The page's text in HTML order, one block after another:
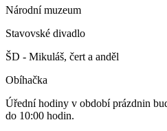
Národní muzeum
Stavovské divadlo
ŠD - Mikuláš, čert a anděl
Obíhačka
Úřední hodiny v období prázdnin
do 10:00 hodin.